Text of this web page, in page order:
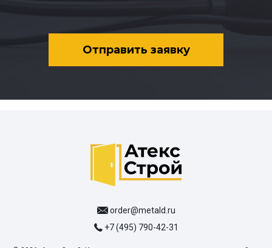
Отправить заявку
order@metald.ru
+7 (495) 790-42-31